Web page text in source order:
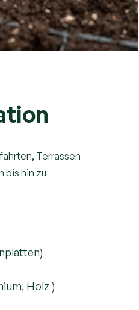
Terrassen
bis hin zu
Holz )